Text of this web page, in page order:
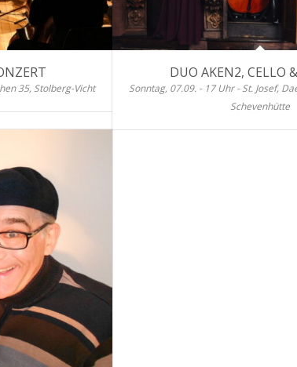
35, Stolberg-Vicht
DUO AKEN2, CELLO
Sonntag, 07.09. - 17 Uhr - St. Josef,
Schevenhütte